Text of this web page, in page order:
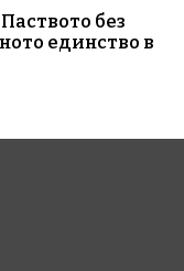
без
единство в